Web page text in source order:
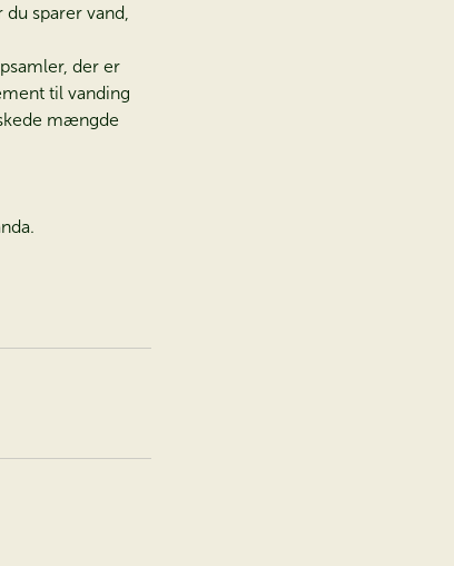
sparer vand,
der er
til vanding
mængde